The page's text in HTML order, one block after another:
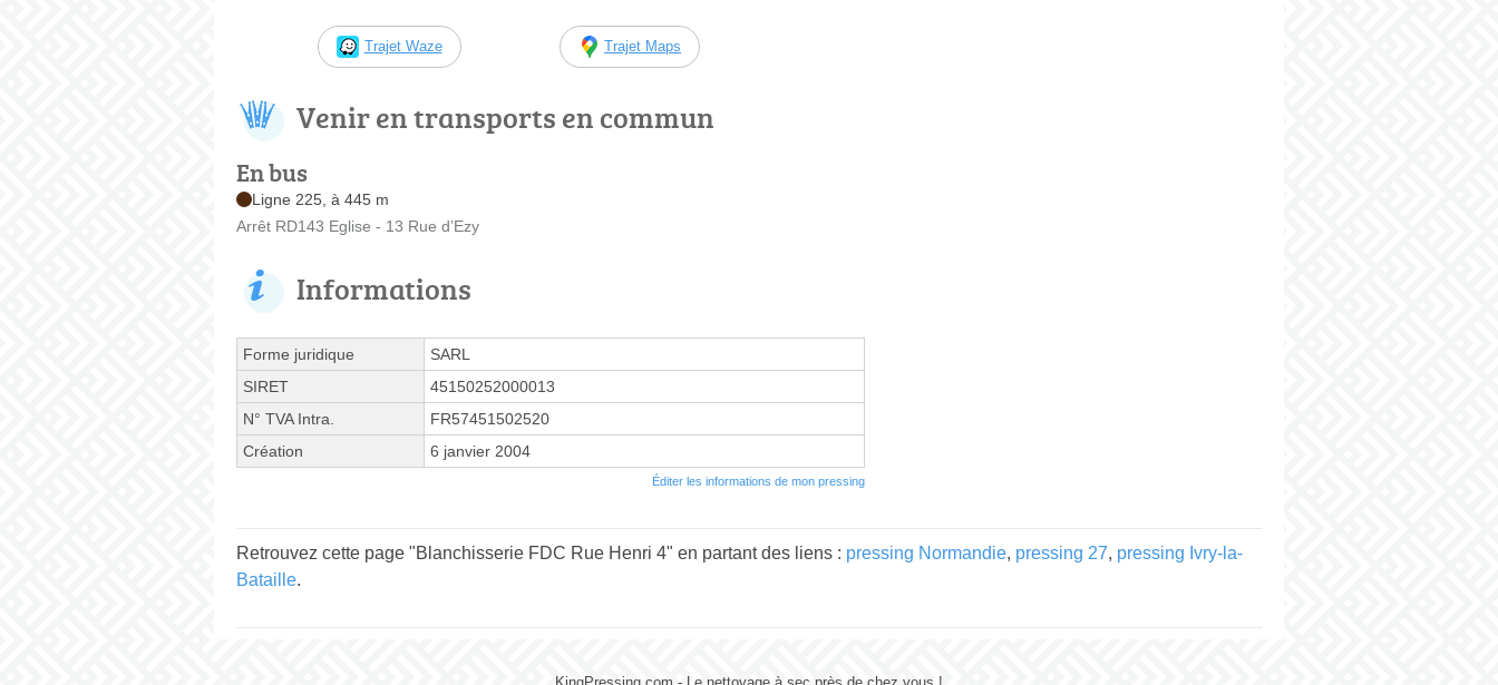
Trajet Waze Trajet Maps
Venir en transports en commun
En bus
Ligne 225, à 445 m
Arrêt RD143 Eglise - 13 Rue d’Ezy
Informations
Forme juridique
SARL
SIRET
45150252000013
N° TVA Intra.
FR57451502520
Création
6 janvier 2004
Éditer les informations de mon pressing
Retrouvez cette page "Blanchisserie FDC Rue Henri 4" en partant des liens : pressing Normandie, pressing 27, pressing Ivry-la-
Bataille.